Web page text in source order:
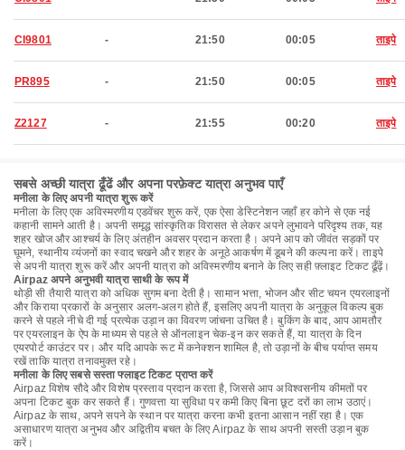
CI9801 - 21:50 00:05 ताइपे
PR895 - 21:50 00:05 ताइपे
Z2127 - 21:55 00:20 ताइपे
सबसे अच्छी यात्रा ढूँढें और अपना परफ़ेक्ट यात्रा अनुभव पाएँ
मनीला के लिए अपनी यात्रा शुरू करें
मनीला के लिए एक अविस्मरणीय एडवेंचर शुरू करें, एक ऐसा डेस्टिनेशन जहाँ हर कोने से एक नई
कहानी सामने आती है। अपनी समृद्ध सांस्कृतिक विरासत से लेकर अपने लुभावने परिदृश्य तक, यह
शहर खोज और आश्चर्य के लिए अंतहीन अवसर प्रदान करता है। अपने आप को जीवंत सड़कों पर
घूमने, स्थानीय व्यंजनों का स्वाद चखने और शहर के अनूठे आकर्षण में डूबने की कल्पना करें। ताइपे
से अपनी यात्रा शुरू करें और अपनी यात्रा को अविस्मरणीय बनाने के लिए सही फ़्लाइट टिकट ढूँढ़ें।
Airpaz अपने अनुभवी यात्रा साथी के रूप में
थोड़ी सी तैयारी यात्रा को अधिक सुगम बना देती है। सामान भत्ता, भोजन और सीट चयन एयरलाइनों
और किराया प्रकारों के अनुसार अलग-अलग होते हैं, इसलिए अपनी यात्रा के अनुकूल विकल्प बुक
करने से पहले नीचे दी गई प्रत्येक उड़ान का विवरण जांचना उचित है। बुकिंग के बाद, आप आमतौर
पर एयरलाइन के ऐप के माध्यम से पहले से ऑनलाइन चेक-इन कर सकते हैं, या यात्रा के दिन
एयरपोर्ट काउंटर पर। और यदि आपके रूट में कनेक्शन शामिल है, तो उड़ानों के बीच पर्याप्त समय
रखें ताकि यात्रा तनावमुक्त रहे।
मनीला के लिए सबसे सस्ता फ्लाइट टिकट प्राप्त करें
Airpaz विशेष सौदे और विशेष प्रस्ताव प्रदान करता है, जिससे आप अविश्वसनीय कीमतों पर
अपना टिकट बुक कर सकते हैं। गुणवत्ता या सुविधा पर कमी किए बिना छूट दरों का लाभ उठाएं।
Airpaz के साथ, अपने सपने के स्थान पर यात्रा करना कभी इतना आसान नहीं रहा है। एक
असाधारण यात्रा अनुभव और अद्वितीय बचत के लिए Airpaz के साथ अपनी सस्ती उड़ान बुक
करें।